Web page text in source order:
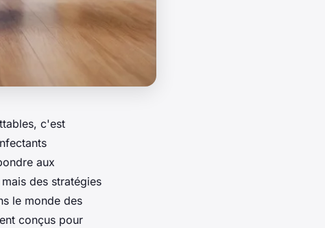
c'est
aux
des stratégies
le monde des
conçus pour